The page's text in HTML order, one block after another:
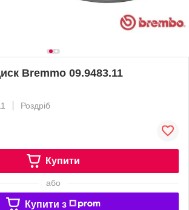
Bremmo 09.9483.11
Роздріб
Купити
або
Купити з